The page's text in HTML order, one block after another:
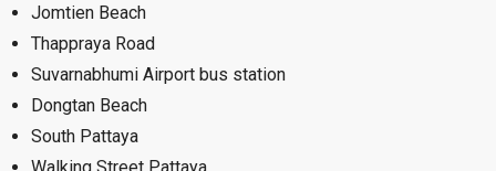
Jomtien Beach
Thappraya Road
Suvarnabhumi Airport bus station
Dongtan Beach
South Pattaya
Walking Street Pattaya